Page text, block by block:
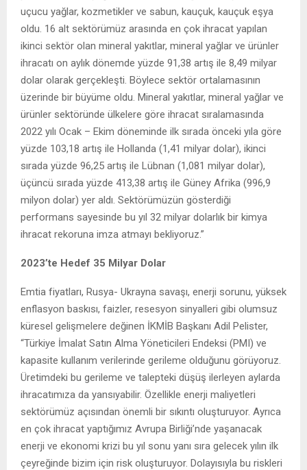
uçucu yağlar, kozmetikler ve sabun, kauçuk, kauçuk eşya
oldu. 16 alt sektörümüz arasında en çok ihracat yapılan
ikinci sektör olan mineral yakıtlar, mineral yağlar ve ürünler
ihracatı on aylık dönemde yüzde 91,38 artış ile 8,49 milyar
dolar olarak gerçekleşti. Böylece sektör ortalamasının
üzerinde bir büyüme oldu. Mineral yakıtlar, mineral yağlar ve
ürünler sektöründe ülkelere göre ihracat sıralamasında
2022 yılı Ocak – Ekim döneminde ilk sırada önceki yıla göre
yüzde 103,18 artış ile Hollanda (1,41 milyar dolar), ikinci
sırada yüzde 96,25 artış ile Lübnan (1,081 milyar dolar),
üçüncü sırada yüzde 413,38 artış ile Güney Afrika (996,9
milyon dolar) yer aldı. Sektörümüzün gösterdiği
performans sayesinde bu yıl 32 milyar dolarlık bir kimya
ihracat rekoruna imza atmayı bekliyoruz.”
2023’te Hedef 35 Milyar Dolar
Emtia fiyatları, Rusya- Ukrayna savaşı, enerji sorunu, yüksek
enflasyon baskısı, faizler, resesyon sinyalleri gibi olumsuz
küresel gelişmelere değinen İKMİB Başkanı Adil Pelister,
“Türkiye İmalat Satın Alma Yöneticileri Endeksi (PMI) ve
kapasite kullanım verilerinde gerileme olduğunu görüyoruz.
Üretimdeki bu gerileme ve talepteki düşüş ilerleyen aylarda
ihracatımıza da yansıyabilir. Özellikle enerji maliyetleri
sektörümüz açısından önemli bir sıkıntı oluşturuyor. Ayrıca
en çok ihracat yaptığımız Avrupa Birliği’nde yaşanacak
enerji ve ekonomi krizi bu yıl sonu yanı sıra gelecek yılın ilk
çeyreğinde bizim için risk oluşturuyor. Dolayısıyla bu riskleri